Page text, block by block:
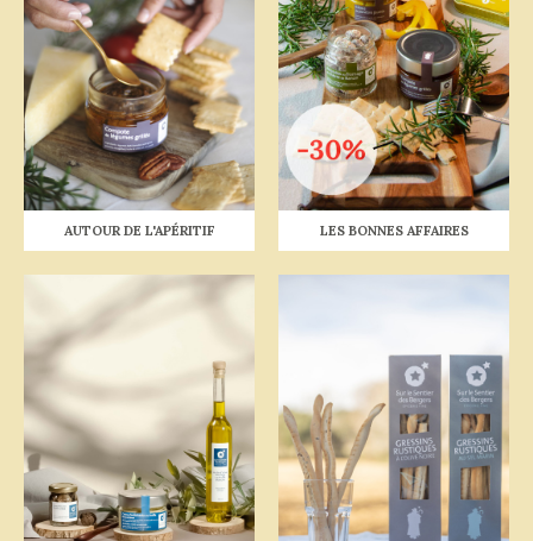
AUTOUR DE L'APÉRITIF LES BONNES AFFAIRES